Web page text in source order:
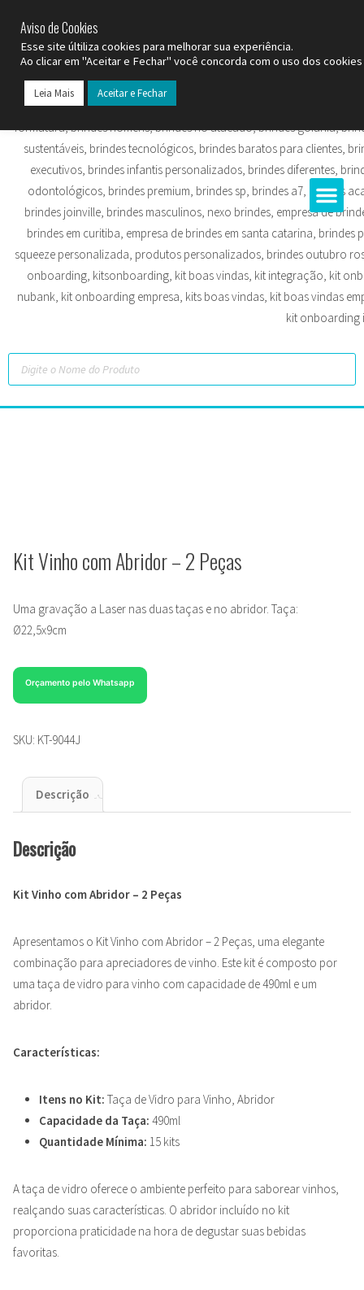
Kit Vinho com Abridor – 2 Peças
Uma gravação a Laser nas duas taças e no abridor. Taça:
Ø22,5x9cm
Orçamento pelo Whatsapp
SKU: KT-9044J
Descrição
Descrição
Kit Vinho com Abridor – 2 Peças
Apresentamos o Kit Vinho com Abridor – 2 Peças, uma elegante
combinação para apreciadores de vinho. Este kit é composto por
uma taça de vidro para vinho com capacidade de 490ml e um
abridor.
Características:
Itens no Kit: Taça de Vidro para Vinho, Abridor
Capacidade da Taça: 490ml
Quantidade Mínima: 15 kits
A taça de vidro oferece o ambiente perfeito para saborear vinhos,
realçando suas características. O abridor incluído no kit
proporciona praticidade na hora de degustar suas bebidas
favoritas.
Aviso de Cookies
Esse site últiliza cookies para melhorar sua experiência.
Ao clicar em "Aceitar e Fechar" você concorda com o uso dos
Leia Mais Aceitar e Fechar